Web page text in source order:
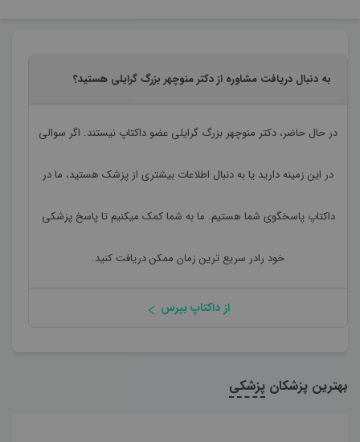
به دنبال دریافت مشاوره از دکتر منوچهر بزرگ گرایلی هستید؟
در حال حاضر، دکتر منوچهر بزرگ گرایلی عضو داکتاپ نیستند. اگر سوالی
در این زمینه دارید یا به دنبال اطلاعات بیشتری از پزشک هستید، ما در
داکتاپ پاسخگوی شما هستیم. ما به شما کمک میکنیم تا پاسخ پزشکی
خود رادر سریع ترین زمان ممکن دریافت کنید.
از داکتاپ بپرس
بهترین پزشکان پزشکی